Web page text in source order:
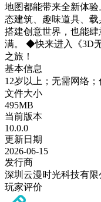
地图都能带来全新体
态建筑、趣味道具、
搭建创意世界，也能
满。 ◆快来进入《3D
之旅！
基本信息
12岁以上；无需网络
文件大小
495MB
当前版本
10.0.0
更新日期
2026-06-15
发行商
深圳云漫时光科技有限
玩家评价